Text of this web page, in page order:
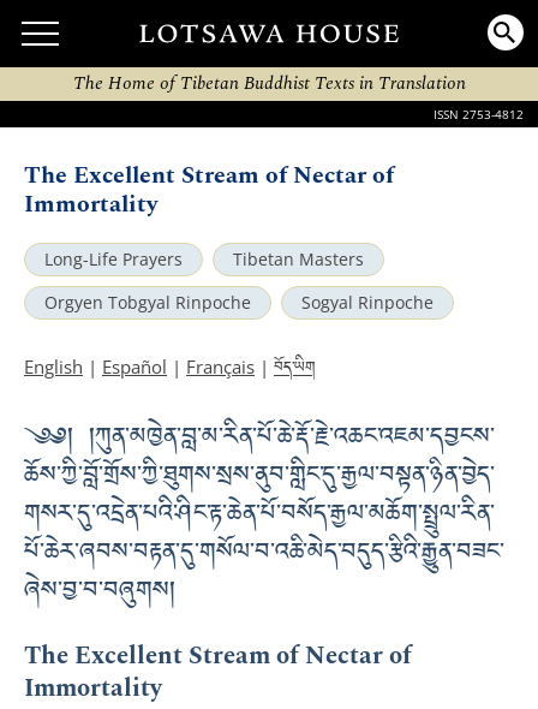
The Home of Tibetan Buddhist Texts in Translation
ISSN 2753-4812
The Excellent Stream of Nectar of
Immortality
Long-Life Prayers
Tibetan Masters
Orgyen Tobgyal Rinpoche
Sogyal Rinpoche
English | Español | Français | བོད་ཡིག
༄༅། །ཀུན་མཁྱེན་བླ་མ་རིན་པོ་ཆེ་རྡོ་རྗེ་འཆང་འཇམ་དབྱངས་
ཆོས་ཀྱི་བློ་གྲོས་ཀྱི་ཐུགས་སྲས་ནུབ་གླིང་དུ་རྒྱལ་བསྟན་ཉིན་བྱེད་
གསར་དུ་འདྲེན་པའི་ཤིང་རྟ་ཆེན་པོ་བསོད་རྒྱལ་མཆོག་སྤྲུལ་རིན་
པོ་ཆེར་ཞབས་བརྟན་དུ་གསོལ་བ་འཆི་མེད་བདུད་རྩིའི་རྒྱུན་བཟང་
ཞེས་བྱ་བ་བཞུགས།
The Excellent Stream of Nectar of
Immortality